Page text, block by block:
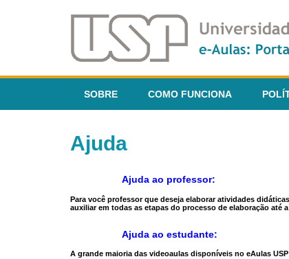
SOBRE COMO FUNCIONA
Ajuda
Ajuda ao professor:
Para você professor que deseja elaborar atividades
auxiliar em todas as etapas do processo de elaboração até
Ajuda ao estudante:
A grande maioria das videoaulas disponíveis no eAulas